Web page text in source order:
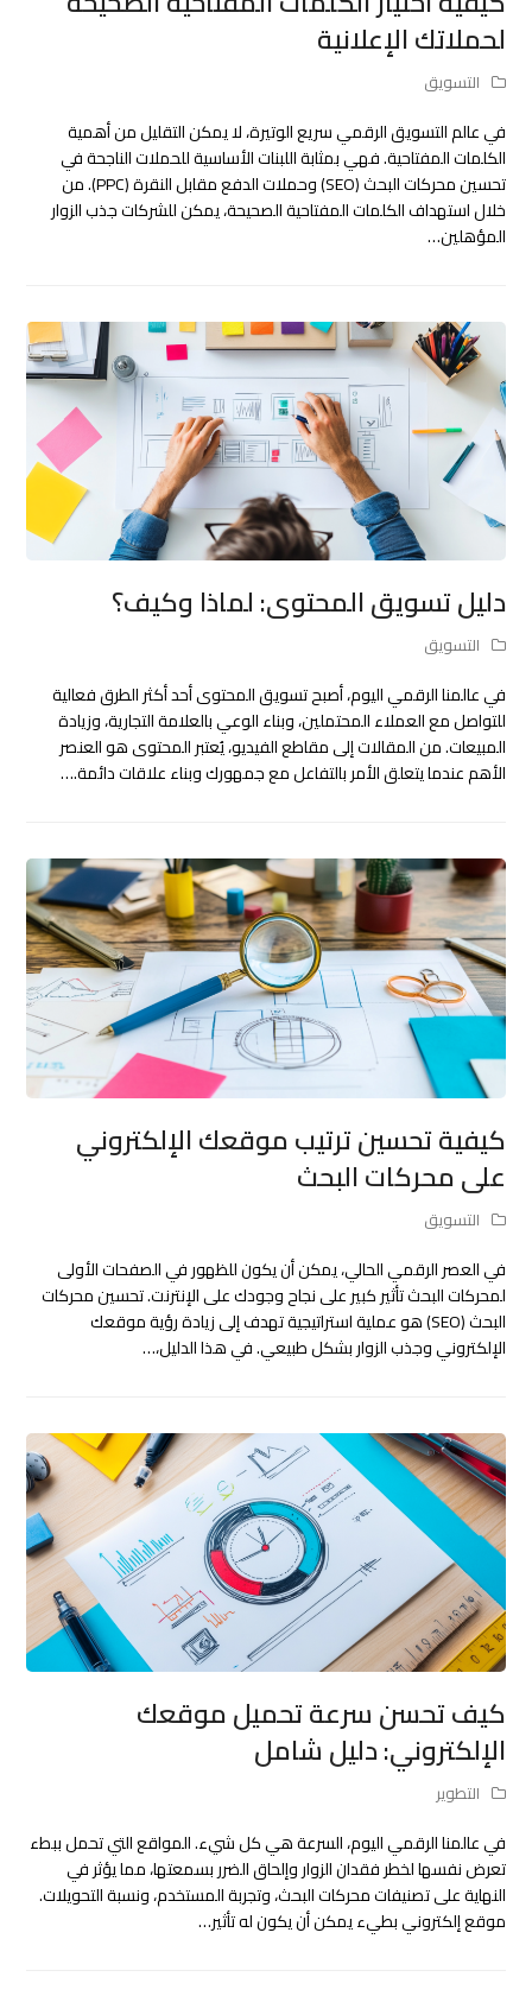
لحملاتك الإعلانية
التسويق
في عالم التسويق الرقمي سريع الوتيرة، لا يمكن التقليل من أهمية
الكلمات المفتاحية. فهي بمثابة اللبنات الأساسية للحملات الناجحة في
تحسين محركات البحث (SEO) وحملات الدفع مقابل النقرة (PPC). من
خلال استهداف الكلمات المفتاحية الصحيحة، يمكن للشركات جذب الزوار
المؤهلين…
دليل تسويق المحتوى: لماذا وكيف؟
التسويق
في عالمنا الرقمي اليوم، أصبح تسويق المحتوى أحد أكثر الطرق فعالية
للتواصل مع العملاء المحتملين، وبناء الوعي بالعلامة التجارية، وزيادة
المبيعات. من المقالات إلى مقاطع الفيديو، يُعتبر المحتوى هو العنصر
الأهم عندما يتعلق الأمر بالتفاعل مع جمهورك وبناء علاقات دائمة.…
كيفية تحسين ترتيب موقعك الإلكتروني
على محركات البحث
التسويق
في العصر الرقمي الحالي، يمكن أن يكون للظهور في الصفحات الأولى
لمحركات البحث تأثير كبير على نجاح وجودك على الإنترنت. تحسين محركات
البحث (SEO) هو عملية استراتيجية تهدف إلى زيادة رؤية موقعك
الإلكتروني وجذب الزوار بشكل طبيعي. في هذا الدليل،…
كيف تحسن سرعة تحميل موقعك
الإلكتروني: دليل شامل
التطوير
في عالمنا الرقمي اليوم، السرعة هي كل شيء. المواقع التي تحمل ببطء
تعرض نفسها لخطر فقدان الزوار وإلحاق الضرر بسمعتها، مما يؤثر في
النهاية على تصنيفات محركات البحث، وتجربة المستخدم، ونسبة التحويلات.
موقع إلكتروني بطيء يمكن أن يكون له تأثير…